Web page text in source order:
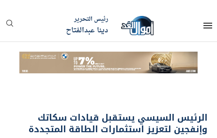
رئيس التحرير
دينا عبدالفتاح
الرئيس السيسي يستقبل قيادات سكاتك
وإنفجين لتعزيز استثمارات الطاقة المتجددة